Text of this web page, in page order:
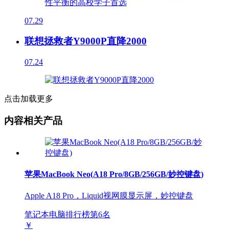
07.29
联想拯救者Y9000P直降2000
07.24
点击加载更多
内容相关产品
苹果MacBook Neo(A18 Pro/8GB/256GB/妙控键盘)
Apple A18 Pro，Liquid视网膜显示屏，妙控键盘
笔记本电脑排行榜第6名
￥